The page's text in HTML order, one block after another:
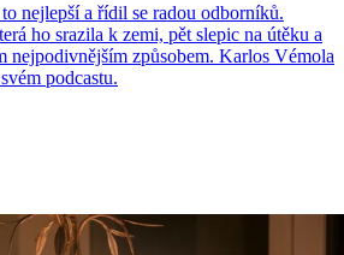
nejlepší a řídil se radou odborníků.
ho srazila k zemi, pět slepic na útěku a
nejpodivnějším způsobem. Karlos Vémola
podcastu.